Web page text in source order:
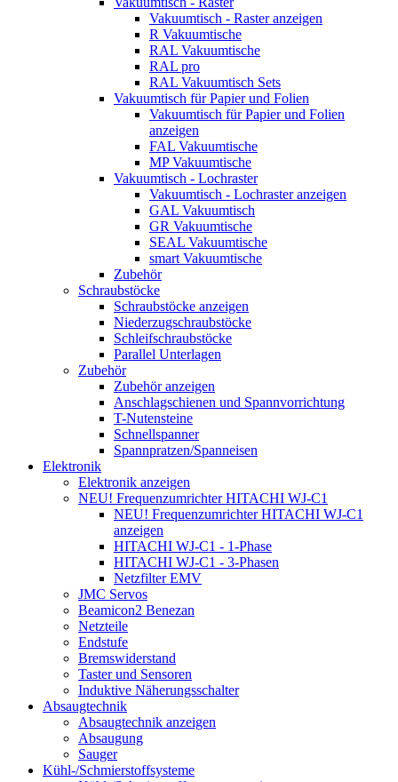
Vakuumtisch - Raster anzeigen
R Vakuumtische
RAL Vakuumtische
RAL pro
RAL Vakuumtisch Sets
Vakuumtisch für Papier und Folien
Vakuumtisch für Papier und Folien
anzeigen
FAL Vakuumtische
MP Vakuumtische
Vakuumtisch - Lochraster
Vakuumtisch - Lochraster anzeigen
GAL Vakuumtisch
GR Vakuumtische
SEAL Vakuumtische
smart Vakuumtische
Zubehör
Schraubstöcke
Schraubstöcke anzeigen
Niederzugschraubstöcke
Schleifschraubstöcke
Parallel Unterlagen
Zubehör
Zubehör anzeigen
Anschlagschienen und Spannvorrichtung
T-Nutensteine
Schnellspanner
Spannpratzen/Spanneisen
Elektronik
Elektronik anzeigen
NEU! Frequenzumrichter HITACHI WJ-C1
NEU! Frequenzumrichter HITACHI WJ-C1
anzeigen
HITACHI WJ-C1 - 1-Phase
HITACHI WJ-C1 - 3-Phasen
Netzfilter EMV
JMC Servos
Beamicon2 Benezan
Netzteile
Endstufe
Bremswiderstand
Taster und Sensoren
Induktive Näherungsschalter
Absaugtechnik
Absaugtechnik anzeigen
Absaugung
Sauger
Kühl-/Schmierstoffsysteme